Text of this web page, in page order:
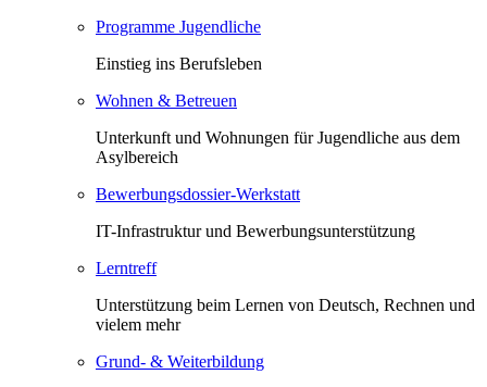
Programme Jugendliche
Einstieg ins Berufsleben
Wohnen & Betreuen
Unterkunft und Wohnungen für Jugendliche aus dem
Asylbereich
Bewerbungsdossier-Werkstatt
IT-Infrastruktur und Bewerbungsunterstützung
Lerntreff
Unterstützung beim Lernen von Deutsch, Rechnen und
vielem mehr
Grund- & Weiterbildung